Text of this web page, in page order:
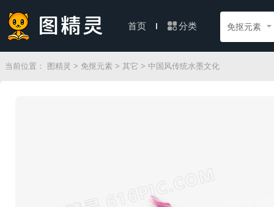
首页 分类 免抠元素
当前位置： 图精灵 > 免抠元素 > 其它 > 中国风传统水墨文化